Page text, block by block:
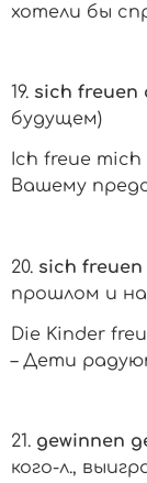
хотели бы
19. sich freuen
будущем)
Ich freue mich
Вашему
20. sich
прошлом и
Die Kinder
– Дети
21. gewinnen
кого-л.,